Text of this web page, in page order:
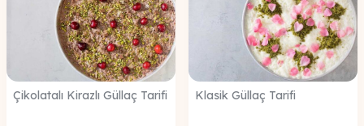
Çikolatalı Kirazlı Güllaç Tarifi Klasik Güllaç Tarifi